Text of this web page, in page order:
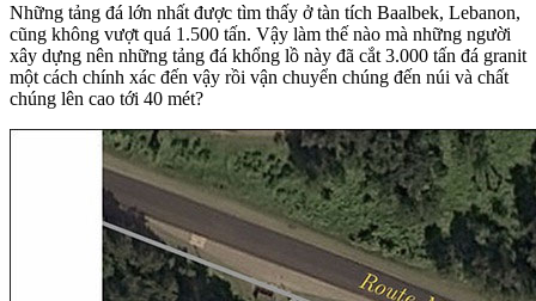
Những tảng đá lớn nhất được tìm thấy ở tàn tích Baalbek, Lebanon,
cũng không vượt quá 1.500 tấn. Vậy làm thế nào mà những người
xây dựng nên những tảng đá khổng lồ này đã cắt 3.000 tấn đá granit
một cách chính xác đến vậy rồi vận chuyển chúng đến núi và chất
chúng lên cao tới 40 mét?